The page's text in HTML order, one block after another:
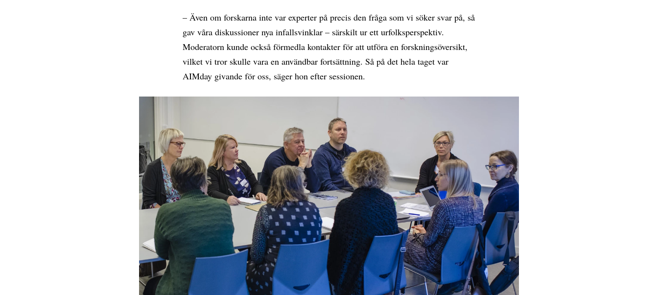
– Även om forskarna inte var experter på precis den fråga som vi söker svar på, så
gav våra diskussioner nya infallsvinklar – särskilt ur ett urfolksperspektiv.
Moderatorn kunde också förmedla kontakter för att utföra en forskningsöversikt,
vilket vi tror skulle vara en användbar fortsättning. Så på det hela taget var
AIMday givande för oss, säger hon efter sessionen.